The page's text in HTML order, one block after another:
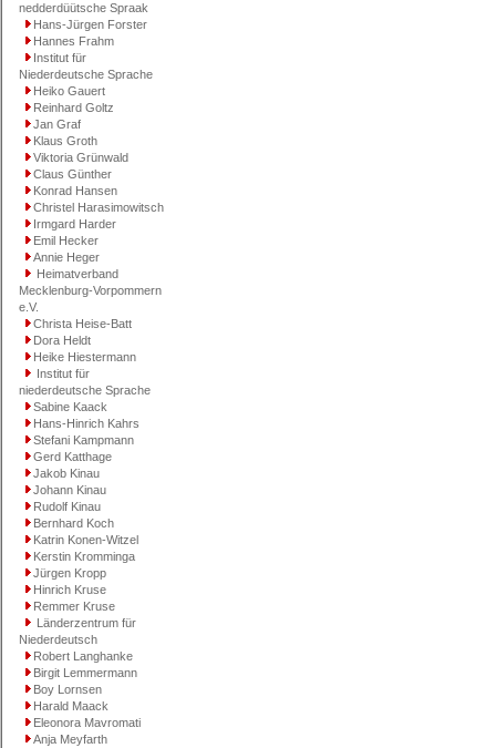
nedderdüütsche Spraak
Hans-Jürgen Forster
Hannes Frahm
Institut für
Niederdeutsche Sprache
Heiko Gauert
Reinhard Goltz
Jan Graf
Klaus Groth
Viktoria Grünwald
Claus Günther
Konrad Hansen
Christel Harasimowitsch
Irmgard Harder
Emil Hecker
Annie Heger
Heimatverband
Mecklenburg-Vorpommern
e.V.
Christa Heise-Batt
Dora Heldt
Heike Hiestermann
Institut für
niederdeutsche Sprache
Sabine Kaack
Hans-Hinrich Kahrs
Stefani Kampmann
Gerd Katthage
Jakob Kinau
Johann Kinau
Rudolf Kinau
Bernhard Koch
Katrin Konen-Witzel
Kerstin Kromminga
Jürgen Kropp
Hinrich Kruse
Remmer Kruse
Länderzentrum für
Niederdeutsch
Robert Langhanke
Birgit Lemmermann
Boy Lornsen
Harald Maack
Eleonora Mavromati
Anja Meyfarth